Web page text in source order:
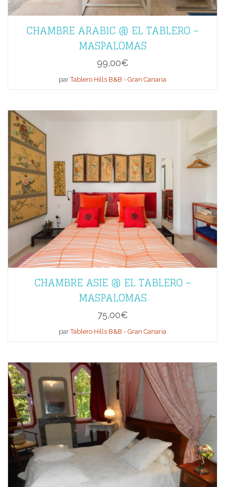
CHAMBRE ARABIC @ EL TABLERO –
MASPALOMAS
99,00€
parTablero Hills B&B - Gran Canaria
CHAMBRE ASIE @ EL TABLERO –
MASPALOMAS
75,00€
parTablero Hills B&B - Gran Canaria